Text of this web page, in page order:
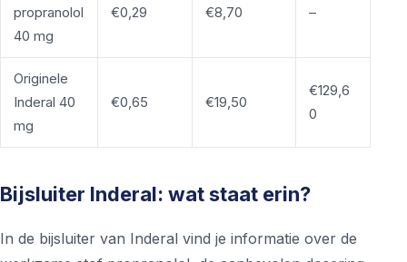
propranolol
40 mg
€0,29 €8,70 –
Originele
Inderal 40
mg
€0,65 €19,50
€129,6
0
Bijsluiter Inderal: wat staat erin?
In de bijsluiter van Inderal vind je informatie over de